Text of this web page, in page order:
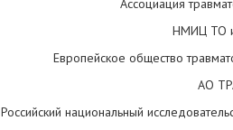
Ассоциация
НМИЦ ТО
Европейское общество
АО
Российский национальный